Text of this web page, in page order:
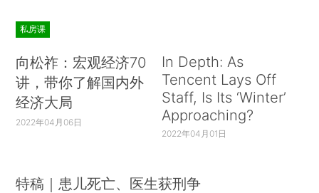
私房课
向松祚：宏观经济70
讲，带你了解国内外
经济大局
2022年04月06日
In Depth: As
Tencent Lays Off
Staff, Is Its ‘Winter’
Approaching?
2022年04月01日
特稿｜患儿死亡、医生获刑争